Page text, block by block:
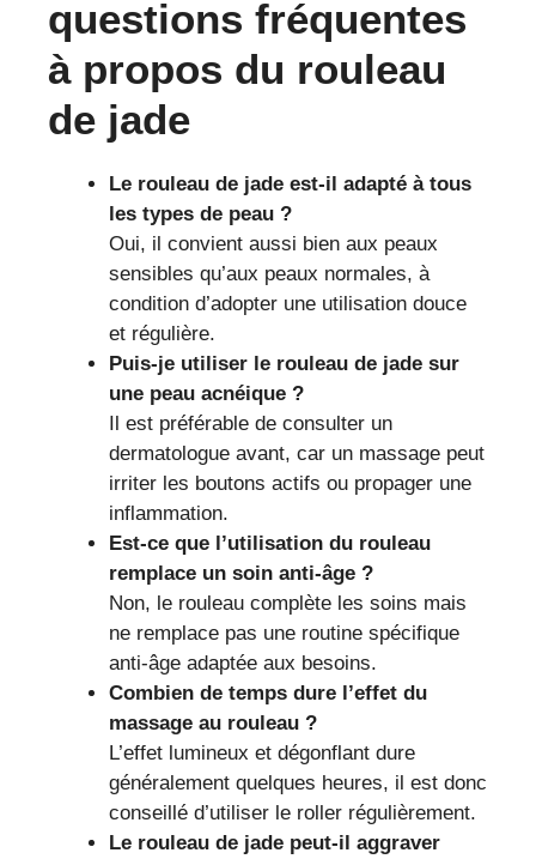
questions fréquentes
à propos du rouleau
de jade
Le rouleau de jade est-il adapté à tous
les types de peau ?
Oui, il convient aussi bien aux peaux
sensibles qu’aux peaux normales, à
condition d’adopter une utilisation douce
et régulière.
Puis-je utiliser le rouleau de jade sur
une peau acnéique ?
Il est préférable de consulter un
dermatologue avant, car un massage peut
irriter les boutons actifs ou propager une
inflammation.
Est-ce que l’utilisation du rouleau
remplace un soin anti-âge ?
Non, le rouleau complète les soins mais
ne remplace pas une routine spécifique
anti-âge adaptée aux besoins.
Combien de temps dure l’effet du
massage au rouleau ?
L’effet lumineux et dégonflant dure
généralement quelques heures, il est donc
conseillé d’utiliser le roller régulièrement.
Le rouleau de jade peut-il aggraver